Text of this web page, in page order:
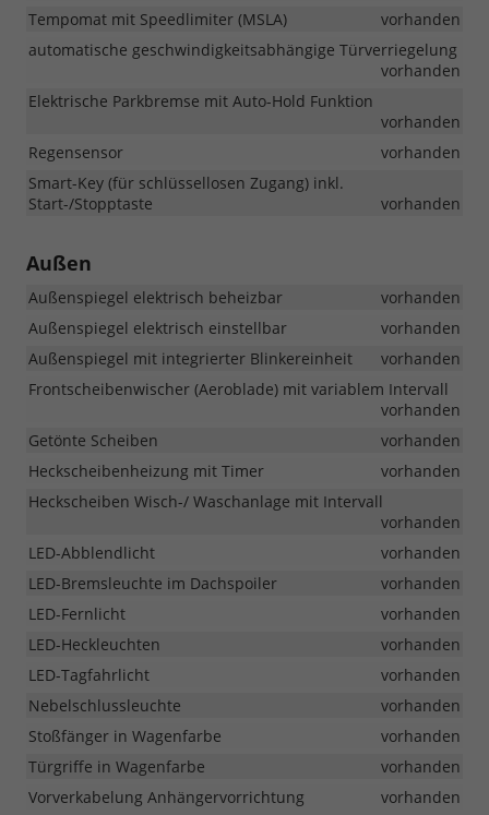
Tempomat mit Speedlimiter (MSLA)
vorhanden
automatische geschwindigkeitsabhängige Türverriegelung
vorhanden
Elektrische Parkbremse mit Auto-Hold Funktion
vorhanden
Regensensor
vorhanden
Smart-Key (für schlüssellosen Zugang) inkl.
Start-/Stopptaste
vorhanden
Außen
Außenspiegel elektrisch beheizbar
vorhanden
Außenspiegel elektrisch einstellbar
vorhanden
Außenspiegel mit integrierter Blinkereinheit
vorhanden
Frontscheibenwischer (Aeroblade) mit variablem Intervall
vorhanden
Getönte Scheiben
vorhanden
Heckscheibenheizung mit Timer
vorhanden
Heckscheiben Wisch-/ Waschanlage mit Intervall
vorhanden
LED-Abblendlicht
vorhanden
LED-Bremsleuchte im Dachspoiler
vorhanden
LED-Fernlicht
vorhanden
LED-Heckleuchten
vorhanden
LED-Tagfahrlicht
vorhanden
Nebelschlussleuchte
vorhanden
Stoßfänger in Wagenfarbe
vorhanden
Türgriffe in Wagenfarbe
vorhanden
Vorverkabelung Anhängervorrichtung
vorhanden